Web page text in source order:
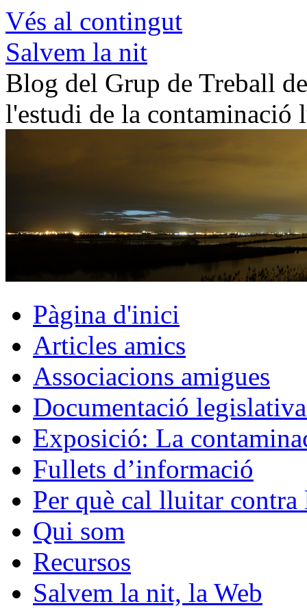
Vés al contingut
Salvem la nit
Blog del Grup de Treball
l'estudi de la contaminació
Pàgina d'inici
Articles amics
Associacions amigues
Documentació
Exposició: La
Fullets d’informació
Per què cal lluitar
Qui som
Recursos
Salvem la nit, la Web